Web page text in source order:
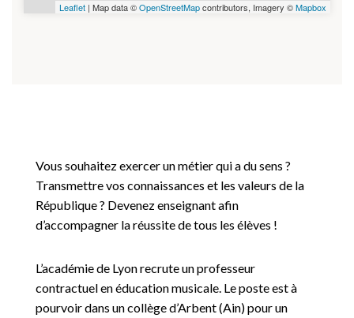
Leaflet | Map data ©OpenStreetMapcontributors, Imagery ©Mapbox
Vous souhaitez exercer un métier qui a du sens ?
Transmettre vos connaissances et les valeurs de la
République ? Devenez enseignant afin
d’accompagner la réussite de tous les élèves !
L’académie de Lyon recrute un professeur
contractuel en éducation musicale. Le poste est à
pourvoir dans un collège d’Arbent (Ain) pour un